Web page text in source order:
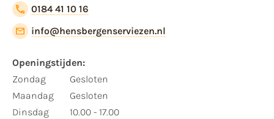
0184 41 10 16
info@hensbergenserviezen.nl
Openingstijden:​
​Zondag
Maandag
Dinsdag
Gesloten
Gesloten
10.00 - 17.00